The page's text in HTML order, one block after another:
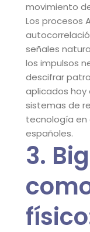
movimiento
Los procesos
señales
los impulsos
descifrar
aplicados hoy
sistemas de
tecnología en
españoles.
3.